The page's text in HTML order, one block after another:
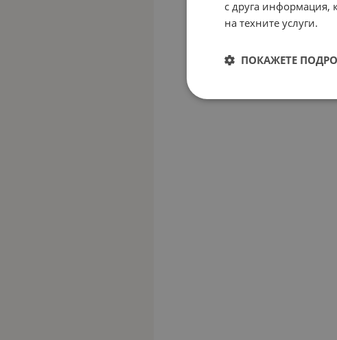
с друга информация,
на техните услуги.
ПОКАЖЕТЕ